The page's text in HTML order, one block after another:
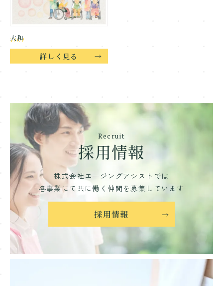
大和
詳しく見る
Recruit
採用情報
株式会社エージングアシストでは
各事業にて共に働く仲間を募集しています
採用情報